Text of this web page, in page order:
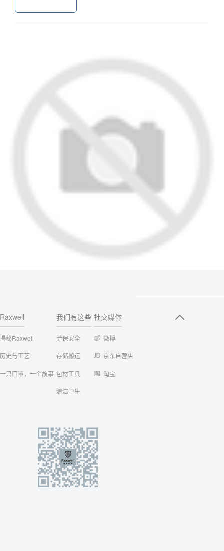
Raxwell
揭秘Raxwell
历史与工艺
一只口罩，一个故事
我们有这些
劳保安全
存储搬运
包材工具
清洁卫生
社交媒体
微博
京东自营店
淘宝